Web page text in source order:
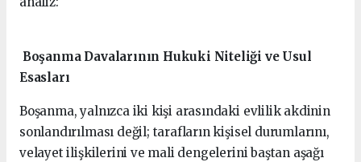
Boşanma Davalarının Hukuki Niteliği ve Usul
Esasları
Boşanma, yalnızca iki kişi arasındaki evlilik akdinin
sonlandırılması değil; tarafların kişisel durumlarını,
velayet ilişkilerini ve mali dengelerini baştan aşağı